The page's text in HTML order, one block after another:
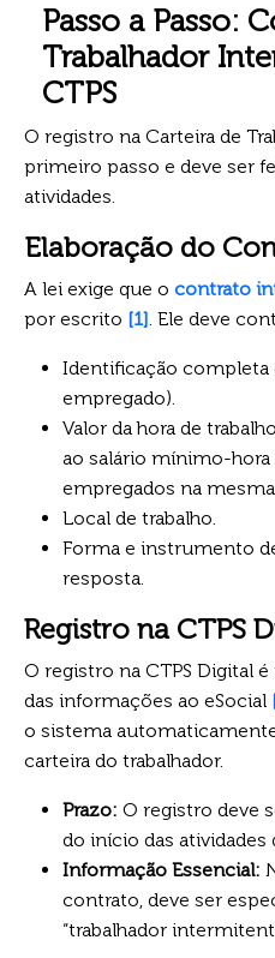
Passo a Passo:
Trabalhador
CTPS
O registro na Carteira de
primeiro passo e deve ser
atividades.
Elaboração do
A lei exige que o contrato
por escrito [1]. Ele deve
Identificação completa
empregado).
Valor da hora de
ao salário mínimo-
empregados na
Local de trabalho.
Forma e instrumento
resposta.
Registro na CTPS
O registro na CTPS Digital
das informações ao eSocial
o sistema
carteira do trabalhador.
Prazo: O registro deve
do início das atividades
Informação Essencial:
contrato, deve ser
“trabalhador